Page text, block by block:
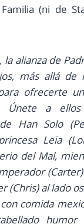
(ni de
la alianza de
más allá de
ofrecerte
Únete a
Han Solo
Leia
del Mal,
(Chris) al lado
comida